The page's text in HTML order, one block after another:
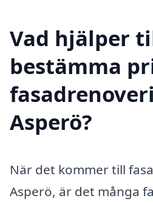
Vad hjälper
bestämma
Asperö?
När det kommer till
Asperö, är det många